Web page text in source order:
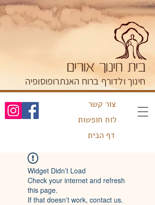
חינוך ולדורף ברוח האנתרופוסופיה
צור קשר
לוח חופשות
דף הבית
Widget Didn’t Load
Check your internet and refresh
this page.
If that doesn’t work, contact us.